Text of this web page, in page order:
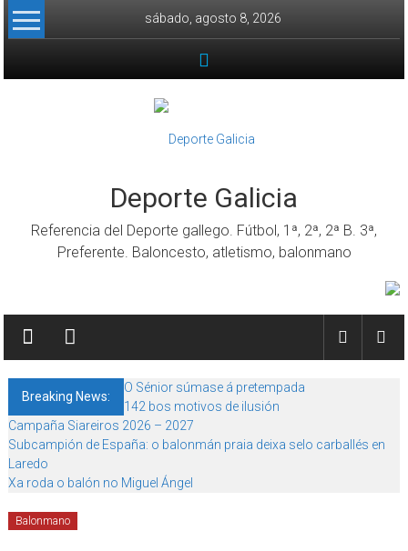
Skip to content
sábado, agosto 8, 2026
Deporte Galicia
Referencia del Deporte gallego. Fútbol, 1ª, 2ª, 2ª B. 3ª,
Preferente. Baloncesto, atletismo, balonmano
Breaking News:
O Sénior súmase á pretempada
142 bos motivos de ilusión
Campaña Siareiros 2026 – 2027
Subcampión de España: o balonmán praia deixa selo carballés en
Laredo
Xa roda o balón no Miguel Ángel
Balonmano